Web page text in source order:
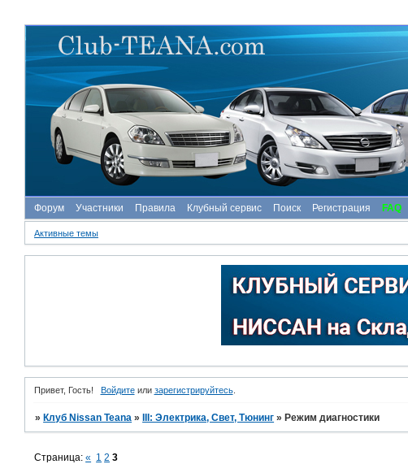
Форум Участники Правила Клубный сервис Поиск Регистрация FAQ
Активные темы
Привет, Гость! Войдитеили зарегистрируйтесь.
» Клуб Nissan Teana » III: Электрика, Свет, Тюнинг » Режим диагностики
Страница:« 1 2 3